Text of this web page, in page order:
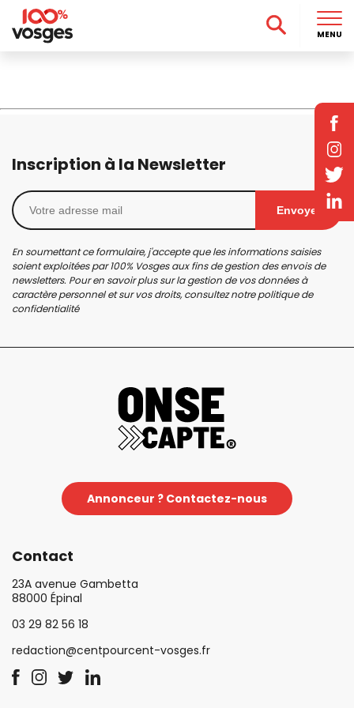
Inscription à la Newsletter
Envoyer
En soumettant ce formulaire, j'accepte que les informations saisies
soient exploitées par 100% Vosges aux fins de gestion des envois de
newsletters. Pour en savoir plus sur la gestion de vos données à
caractère personnel et sur vos droits, consultez notrepolitique de
confidentialité
Annonceur ? Contactez-nous
Contact
23A avenue Gambetta
88000 Épinal
03 29 82 56 18
redaction@centpourcent-vosges.fr
MENU